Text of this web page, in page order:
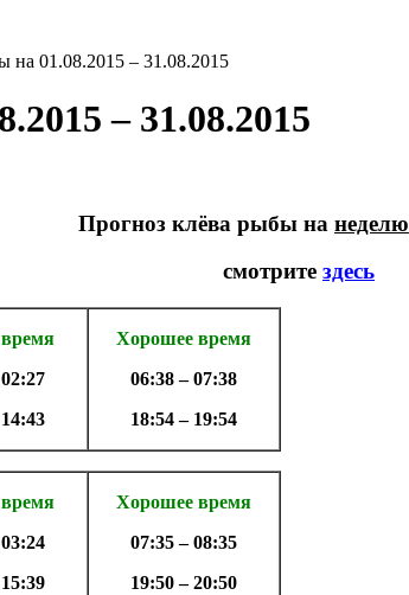
на 01.08.2015 – 31.08.2015
– 31.08.2015
Прогноз клёва рыбы на неделю
смотрите здесь
Хорошее время
06:38 – 07:38
18:54 – 19:54
Хорошее время
07:35 – 08:35
19:50 – 20:50